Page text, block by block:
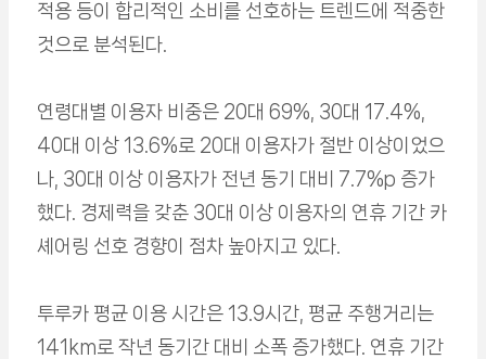
적용 등이 합리적인 소비를 선호하는 트렌드에 적중한
것으로 분석된다.
연령대별 이용자 비중은 20대 69%, 30대 17.4%,
40대 이상 13.6%로 20대 이용자가 절반 이상이었으
나, 30대 이상 이용자가 전년 동기 대비 7.7%p 증가
했다. 경제력을 갖춘 30대 이상 이용자의 연휴 기간 카
셰어링 선호 경향이 점차 높아지고 있다.
투루카 평균 이용 시간은 13.9시간, 평균 주행거리는
141km로 작년 동기간 대비 소폭 증가했다. 연휴 기간